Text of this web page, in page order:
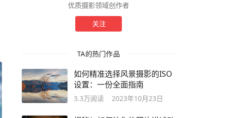
优质摄影领域创作者
关注
TA的热门作品
如何精准选择风景摄影的ISO
设置：一份全面指南
3.3万阅读 2023年10月23日